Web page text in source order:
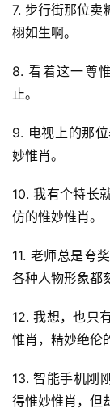
7. 步行街那位卖
栩如生啊。
8. 看着这一尊
止。
9. 电视上的那
妙惟肖。
10. 我有个特长
仿的惟妙惟肖。
11. 老师总是夸
各种人物形象都
12. 我想，也只
惟肖，精妙绝伦
13. 智能手机刚
得惟妙惟肖，但